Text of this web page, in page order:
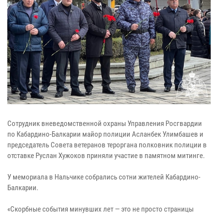
Сотрудник вневедомственной охраны Управления Росгвардии
по Кабардино-Балкарии майор полиции Асланбек Улимбашев и
председатель Совета ветеранов тероргана полковник полиции в
отставке Руслан Хужоков приняли участие в памятном митинге.
У мемориала в Нальчике собрались сотни жителей Кабардино-
Балкарии.
«Скорбные события минувших лет — это не просто страницы